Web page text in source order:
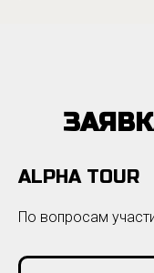
ALPHA TOUR
По вопросам